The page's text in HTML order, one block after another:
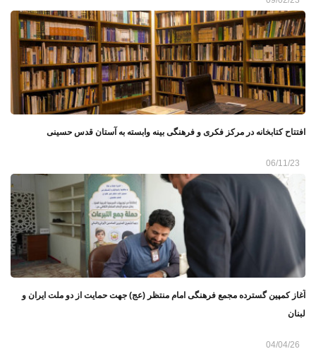
افتتاح کتابخانه در مرکز فکری و فرهنگی بینه وابسته به آستان قدس حسینی
06/11/23
آغاز کمپین گسترده مجمع فرهنگی امام منتظر (عج) جهت حمایت از دو ملت ایران و
لبنان
04/04/26